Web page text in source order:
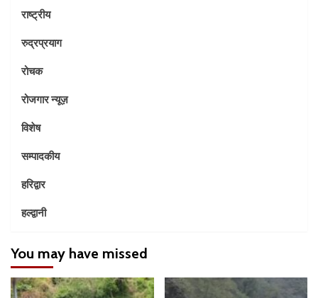
राष्ट्रीय
रुद्रप्रयाग
रोचक
रोजगार न्यूज़
विशेष
सम्पादकीय
हरिद्वार
हल्द्वानी
You may have missed